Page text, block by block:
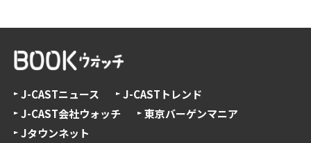
J-CASTニュース
J-CASTトレンド
J-CAST会社ウォッチ
東京バーゲンマニア
Jタウンネット